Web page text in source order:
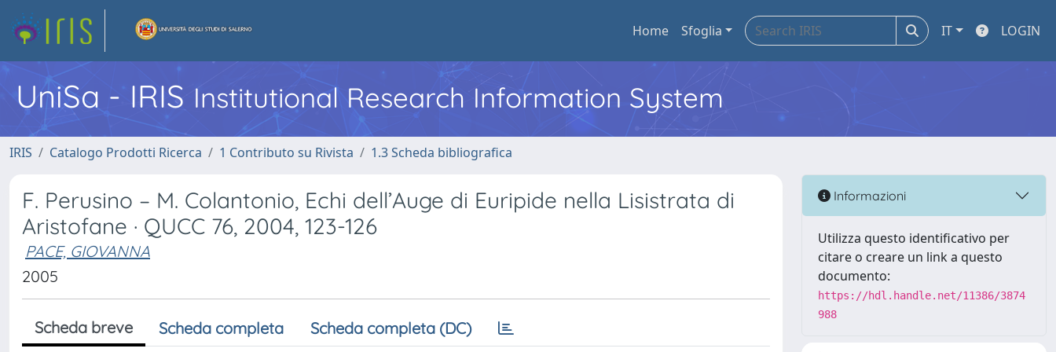
Home Sfoglia IT LOGIN
UniSa - IRIS Institutional Research Information System
IRIS Catalogo Prodotti Ricerca 1 Contributo su Rivista 1.3 Scheda bibliografica
F. Perusino – M. Colantonio, Echi dell’Auge di Euripide nella Lisistrata di
Aristofane · QUCC 76, 2004, 123-126
PACE, GIOVANNA
2005
Scheda breve Scheda completa Scheda completa (DC)
Informazioni
Utilizza questo identificativo per
citare o creare un link a questo
documento:
https://hdl.handle.net/11386/3874
988